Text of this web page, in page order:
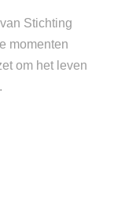
Stichting
momenten
om het leven